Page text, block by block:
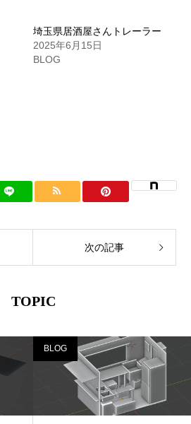
埼玉県居酒屋さんトレーラー
2025年6月15日
BLOG
次の記事
TOPIC
BLOG